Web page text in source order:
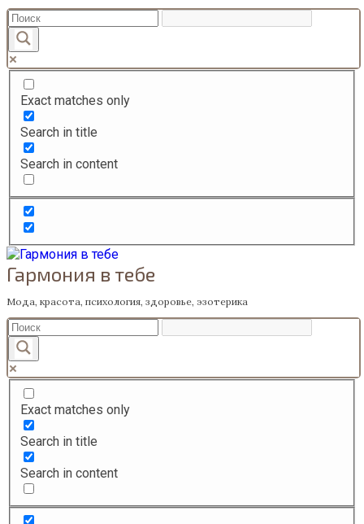
Перейти
к
содержанию
Exact matches only
Search in title
Search in content
Гармония в тебе
Мода, красота, психология, здоровье, эзотерика
Exact matches only
Search in title
Search in content